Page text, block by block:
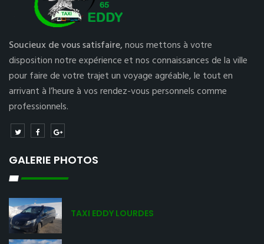
Soucieux de vous satisfaire,nous mettons à votre
disposition notre expérience et nos connaissances de la ville
pour faire de votre trajet un voyage agréable, le tout en
arrivant à l’heure à vos rendez-vous personnels comme
professionnels.
GALERIE PHOTOS
TAXI EDDY LOURDES